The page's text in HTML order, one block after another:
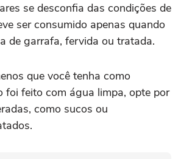
se desconfia das condições de
ser consumido apenas quando
de garrafa, fervida ou tratada.
que você tenha como
foi feito com água limpa, opte por
como sucos ou